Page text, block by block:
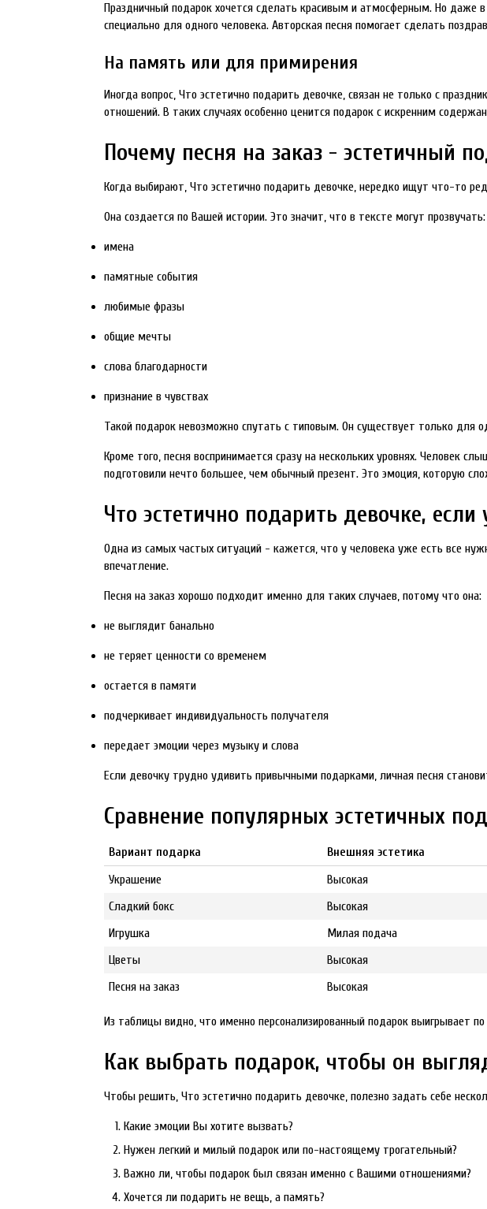
Праздничный подарок хочется сделать красивым и атмосферным. Но даже
специально для одного человека. Авторская песня помогает сделать
На память или для примирения
Иногда вопрос, Что эстетично подарить девочке, связан не только с
отношений. В таких случаях особенно ценится подарок с искренним
Почему песня на заказ - эстетичный
Когда выбирают, Что эстетично подарить девочке, нередко ищут что-то
Она создается по Вашей истории. Это значит, что в тексте могут прозвучать:
имена
памятные события
любимые фразы
общие мечты
слова благодарности
признание в чувствах
Такой подарок невозможно спутать с типовым. Он существует только для
Кроме того, песня воспринимается сразу на нескольких уровнях. Человек
подготовили нечто большее, чем обычный презент. Это эмоция, которую
Что эстетично подарить девочке, если
Одна из самых частых ситуаций - кажется, что у человека уже есть все
впечатление.
Песня на заказ хорошо подходит именно для таких случаев, потому что она:
не выглядит банально
не теряет ценности со временем
остается в памяти
подчеркивает индивидуальность получателя
передает эмоции через музыку и слова
Если девочку трудно удивить привычными подарками, личная песня
Сравнение популярных эстетичных
Вариант подарка Внешняя эстетика
Украшение
Высокая
Сладкий бокс
Высокая
Игрушка
Милая подача
Цветы
Высокая
Песня на заказ
Высокая
Из таблицы видно, что именно персонализированный подарок выигрывает
Как выбрать подарок, чтобы он
Чтобы решить, Что эстетично подарить девочке, полезно задать себе
Какие эмоции Вы хотите вызвать?
Нужен легкий и милый подарок или по-настоящему трогательный?
Важно ли, чтобы подарок был связан именно с Вашими отношениями?
Хочется ли подарить не вещь, а память?